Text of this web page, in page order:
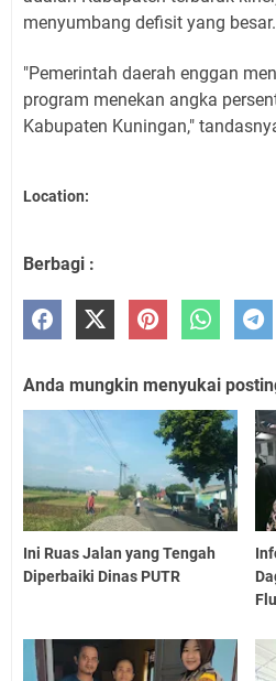
menyumbang defisit yang besar.
"Pemerintah daerah enggan
program menekan angka
Kabupaten Kuningan,"
Location:
Berbagi :
Anda mungkin menyukai
Ini Ruas Jalan yang Tengah
Diperbaiki Dinas PUTR